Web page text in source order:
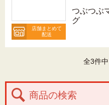
店舗まとめて
配送
つぶつぶ
グ
全3件
商品の検索